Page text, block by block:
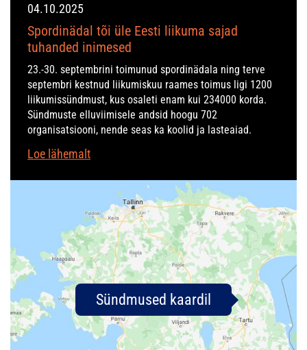
04.10.2025
Spordinädal tõi üle Eesti liikuma sajad
tuhanded inimesed
23.-30. septembrini toimunud spordinädala ning terve
septembri kestnud liikumiskuu raames toimus ligi 1200
liikumissündmust, kus osaleti enam kui 234000 korda.
Sündmuste elluviimisele andsid hoogu 702
organisatsiooni, nende seas ka koolid ja lasteaiad.
Loe lähemalt
Sündmused kaardil